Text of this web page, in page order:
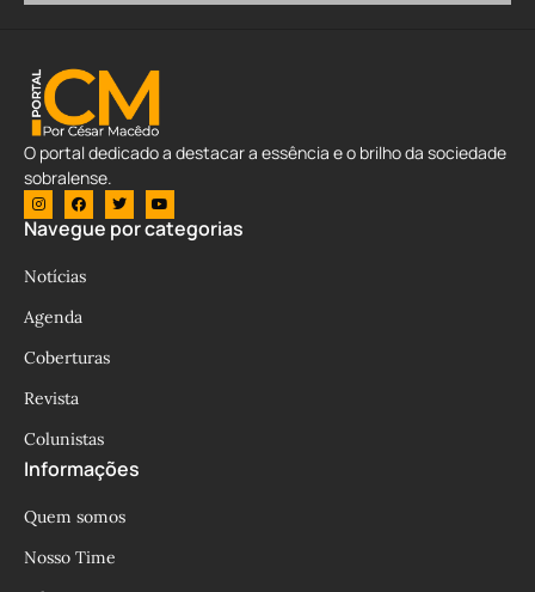
O portal dedicado a destacar a essência e o brilho da sociedade
sobralense.
Navegue por categorias
Notícias
Agenda
Coberturas
Revista
Colunistas
Informações
Quem somos
Nosso Time